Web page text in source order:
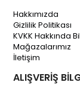
Hakkımızda
Gizlilik Politikası
KVKK Hakkında
Mağazalarımız
İletişim
ALIŞVERİŞ